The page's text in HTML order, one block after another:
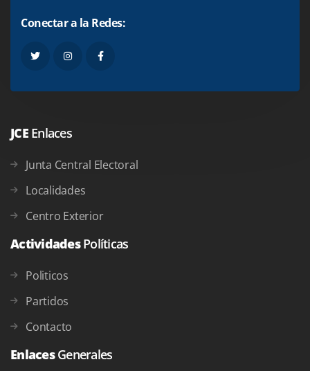
Conectar a la Redes:
JCE Enlaces
Junta Central Electoral
Localidades
Centro Exterior
ActividadesPolíticas
Politicos
Partidos
Contacto
EnlacesGenerales